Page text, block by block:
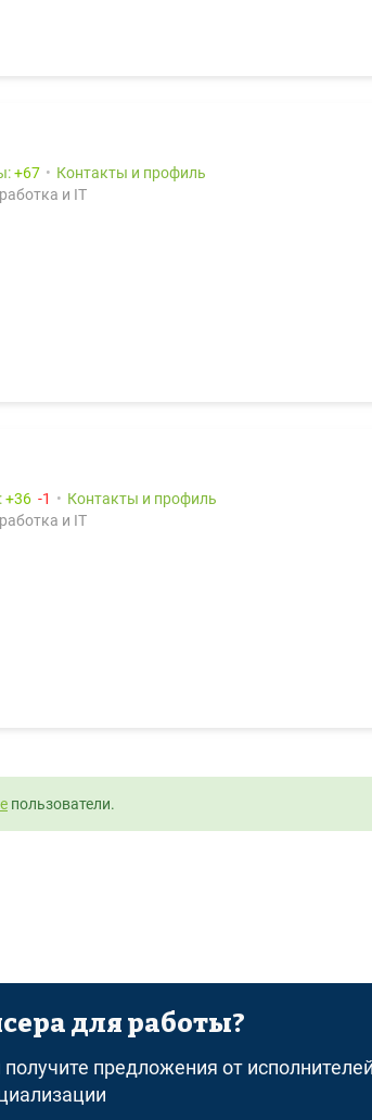
67
Контакты и профиль
и IT
36 1
Контакты и профиль
и IT
пользователи.
Оферта Политика конфиденциальности
для работы?
предложения от